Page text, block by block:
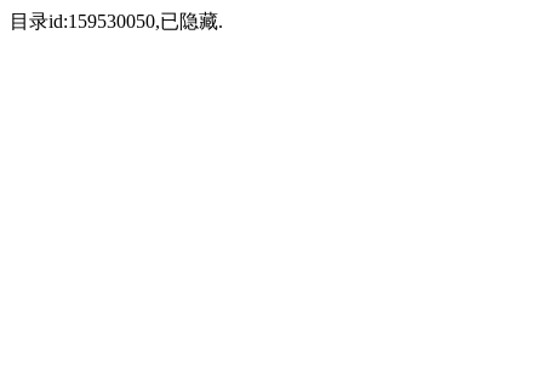
目录id:159530050,已隐藏.